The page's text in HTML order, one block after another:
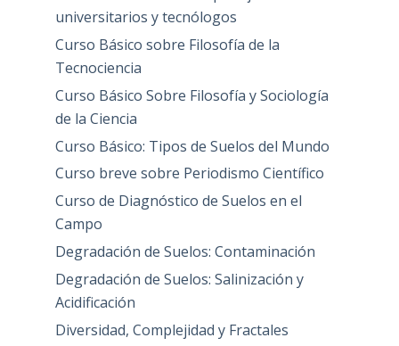
universitarios y tecnólogos
Curso Básico sobre Filosofía de la
Tecnociencia
Curso Básico Sobre Filosofía y Sociología
de la Ciencia
Curso Básico: Tipos de Suelos del Mundo
Curso breve sobre Periodismo Científico
Curso de Diagnóstico de Suelos en el
Campo
Degradación de Suelos: Contaminación
Degradación de Suelos: Salinización y
Acidificación
Diversidad, Complejidad y Fractales